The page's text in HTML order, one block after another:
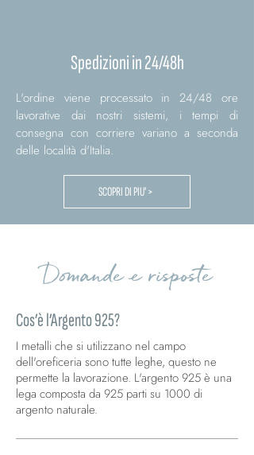
Spedizioni in 24/48h
L'ordine viene processato in 24/48 ore
lavorative dai nostri sistemi, i tempi di
consegna con corriere variano a seconda
delle località d'Italia.
SCOPRI DI PIU' >
Domande e risposte
Cos’è l’Argento 925?
I metalli che si utilizzano nel campo
dell'oreficeria sono tutte leghe, questo ne
permette la lavorazione. L'argento 925 è una
lega composta da 925 parti su 1000 di
argento naturale.